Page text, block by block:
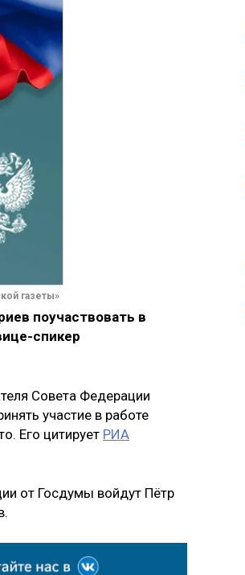
газеты»
поучаствовать в
спикер
Совета Федерации
участие в работе
Его цитирует РИА
от Госдумы войдут Пётр